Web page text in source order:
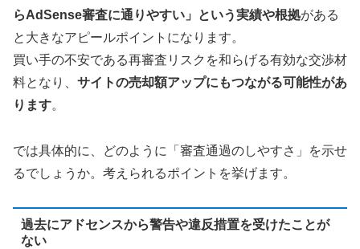
らAdSense審査に通りやすい」という実績や根拠がある
と大きなアピールポイントになります。
買い手の不安である再審査リスクを和らげる有効な交渉材
料となり、 サイトの売却額アップにもつながる可能性があ
ります。
では具体的に、どのように「審査通過のしやすさ」を示せ
るでしょうか。考えられるポイントを挙げます。
過去にアドセンスから警告や違反措置を受けたことが
ない